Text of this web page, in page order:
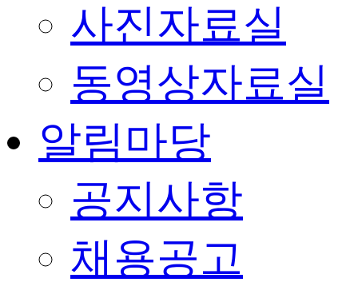
사진자료실
동영상자료실
알림마당
공지사항
채용공고